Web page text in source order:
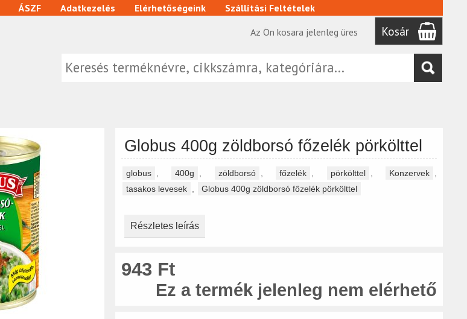
ÁSZF Adatkezelés Elérhetőségeink
Szállítási Feltételek
Az Ön kosara jelenleg üres
Kosár
Globus 400g zöldborsó főzelék pörkölttel
globus 400g zöldborsó főzelék pörkölttel Konzervek
tasakos levesek
Globus 400g zöldborsó főzelék pörkölttel
Részletes leírás
943 Ft
Ez a termék jelenleg nem elérhető